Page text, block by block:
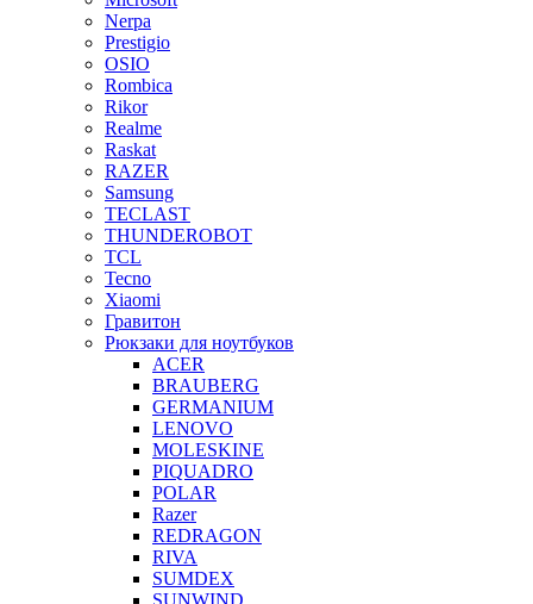
Nerpa
Prestigio
OSIO
Rombica
Rikor
Realme
Raskat
RAZER
Samsung
TECLAST
THUNDEROBOT
TCL
Tecno
Xiaomi
Гравитон
Рюкзаки для ноутбуков
ACER
BRAUBERG
GERMANIUM
LENOVO
MOLESKINE
PIQUADRO
POLAR
Razer
REDRAGON
RIVA
SUMDEX